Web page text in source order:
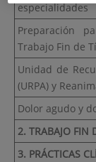
especialidades
Preparación
Trabajo Fin de
Unidad de
(URPA) y
Dolor agudo y
2. TRABAJO FIN
3. PRÁCTICAS